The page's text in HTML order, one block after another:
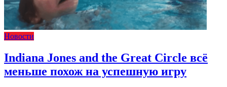
Новости
Indiana Jones and the Great Circle всё
меньше похож на успешную игру